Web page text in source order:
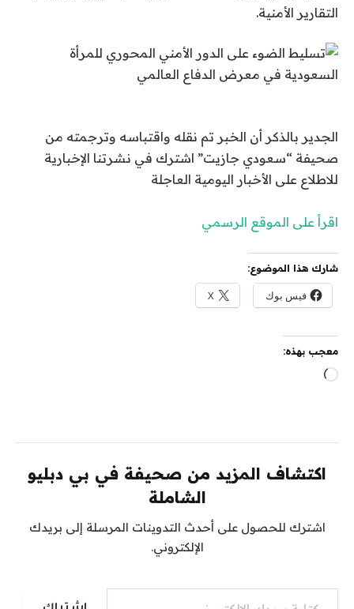
التقارير الأمنية.
الجدير بالذكر أن الخبر تم نقله واقتباسه وترجمته من
صحيفة “سعودي جازيت” اشترك في نشرتنا الإخبارية
للاطلاع على الأخبار اليومية العاجلة
اقرأ على الموقع الرسمي
شارك هذا الموضوع:
فيس بوك X
معجب بهذه:
جاري
اكتشاف المزيد من صحيفة في بي دبليو
الشاملة
اشترك للحصول على أحدث التدوينات المرسلة إلى بريدك
الإلكتروني.
كتابة بريدك الإلكتروني...